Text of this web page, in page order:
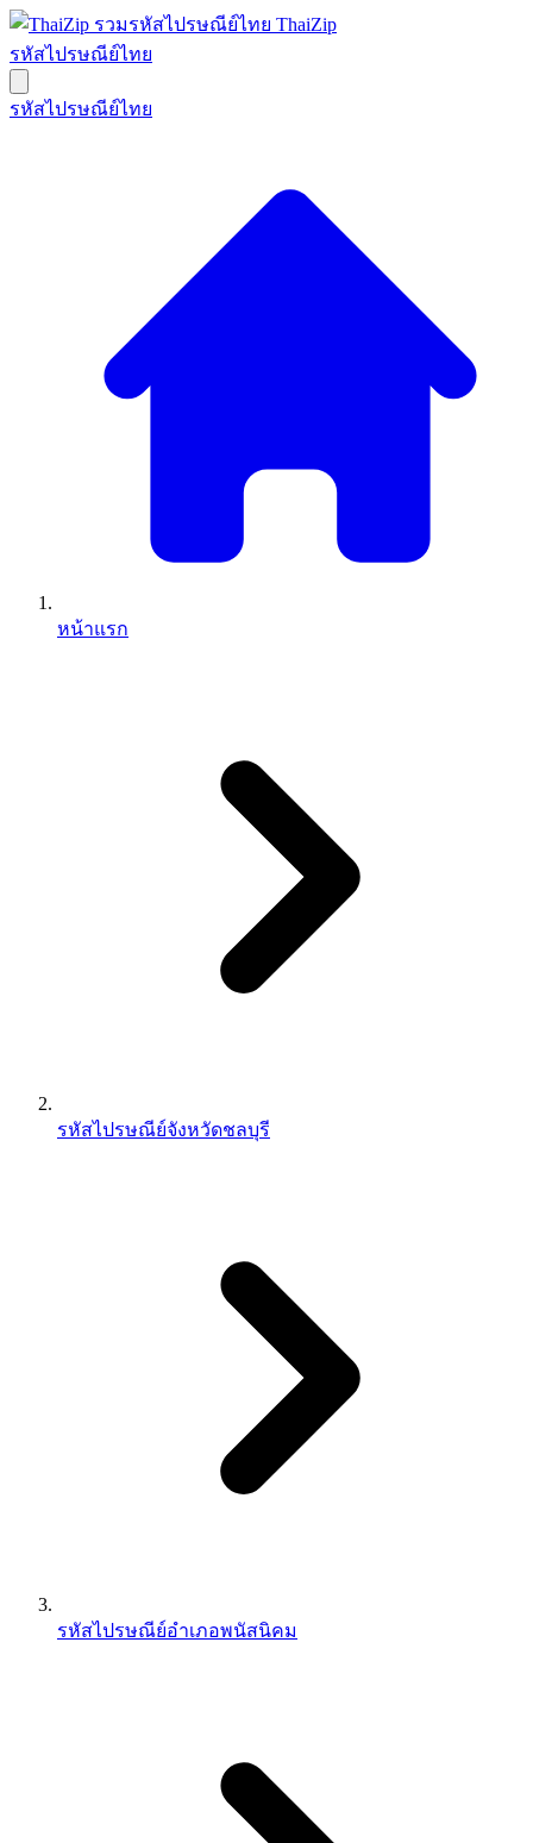
ThaiZip
รหัสไปรษณีย์ไทย
รหัสไปรษณีย์ไทย
หน้าแรก
รหัสไปรษณีย์จังหวัดชลบุรี
รหัสไปรษณีย์อำเภอพนัสนิคม